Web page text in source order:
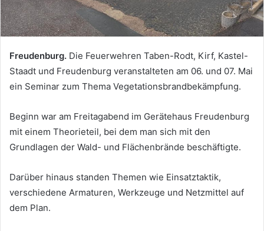
Freudenburg. Die Feuerwehren Taben-Rodt, Kirf, Kastel-
Staadt und Freudenburg veranstalteten am 06. und 07. Mai
ein Seminar zum Thema Vegetationsbrandbekämpfung.
Beginn war am Freitagabend im Gerätehaus Freudenburg
mit einem Theorieteil, bei dem man sich mit den
Grundlagen der Wald- und Flächenbrände beschäftigte.
Darüber hinaus standen Themen wie Einsatztaktik,
verschiedene Armaturen, Werkzeuge und Netzmittel auf
dem Plan.